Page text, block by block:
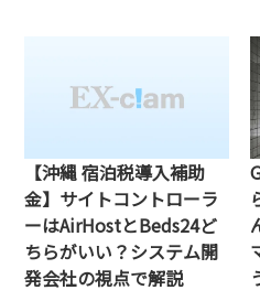
【沖縄 宿泊税導入補助
金】サイトコントローラ
ーはAirHostとBeds24ど
ちらがいい？システム開
発会社の視点で解説